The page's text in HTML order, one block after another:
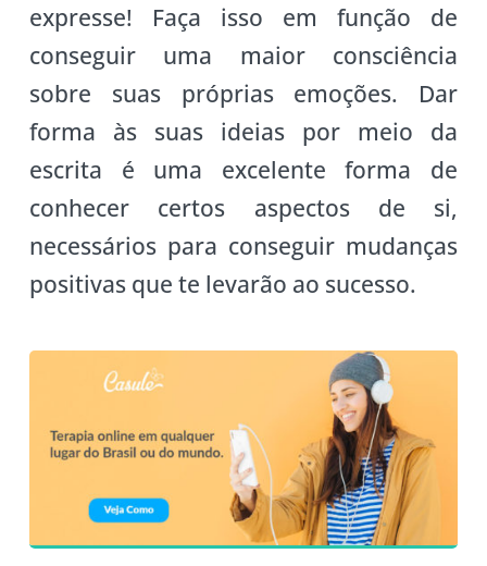
expresse! Faça isso em função de
conseguir uma maior consciência
sobre suas próprias emoções. Dar
forma às suas ideias por meio da
escrita é uma excelente forma de
conhecer certos aspectos de si,
necessários para conseguir mudanças
positivas que te levarão ao sucesso.